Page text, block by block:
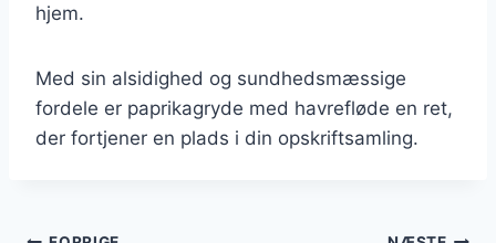
hjem.
Med sin alsidighed og sundhedsmæssige
fordele er paprikagryde med havrefløde en ret,
der fortjener en plads i din opskriftsamling.